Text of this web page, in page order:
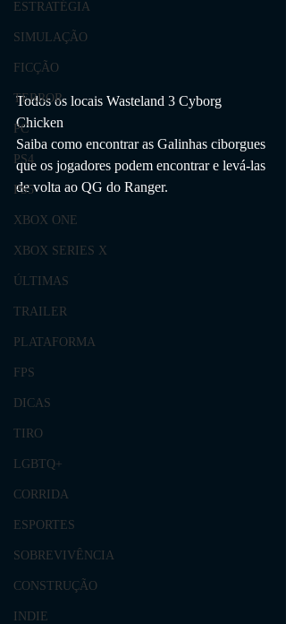
ESTRATÉGIA
SIMULAÇÃO
FICÇÃO
TERROR
PC
PS4
PS5
XBOX ONE
XBOX SERIES X
ÚLTIMAS
TRAILER
PLATAFORMA
FPS
DICAS
TIRO
LGBTQ+
CORRIDA
ESPORTES
SOBREVIVÊNCIA
CONSTRUÇÃO
INDIE
Todos os locais Wasteland 3 Cyborg
Chicken
Saiba como encontrar as Galinhas ciborgues
que os jogadores podem encontrar e levá-las
de volta ao QG do Ranger.